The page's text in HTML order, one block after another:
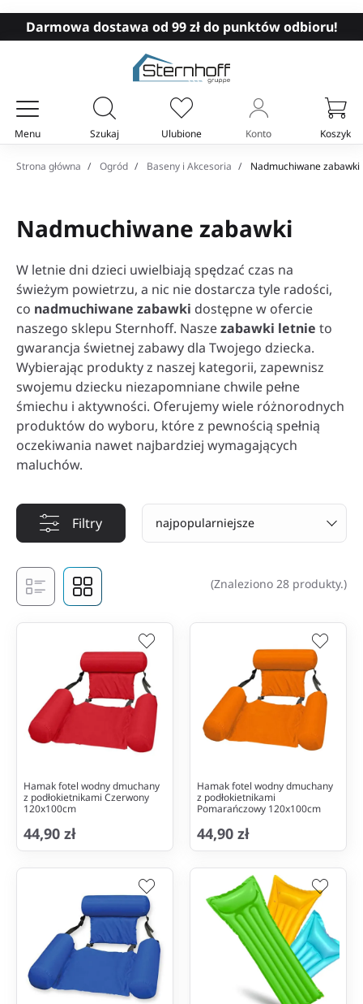
Darmowa dostawa od 99 zł do punktów odbioru!
Menu Szukaj Ulubione Konto Koszyk
Twój koszyk
Strona główna Ogród Baseny i Akcesoria Nadmuchiwane zabawki
Nadmuchiwane zabawki
W letnie dni dzieci uwielbiają spędzać czas na
świeżym powietrzu, a nic nie dostarcza tyle radości,
co nadmuchiwane zabawki dostępne w ofercie
naszego sklepu Sternhoff. Naszezabawki letnie to
gwarancja świetnej zabawy dla Twojego dziecka.
Wybierając produkty z naszej kategorii, zapewnisz
swojemu dziecku niezapomniane chwile pełne
śmiechu i aktywności. Oferujemy wiele różnorodnych
produktów do wyboru, które z pewnością spełnią
oczekiwania nawet najbardziej wymagających
maluchów.
Filtry najpopularniejsze
(Znaleziono 28 produkty.)
Hamak fotel wodny dmuchany
z podłokietnikami Czerwony
120x100cm
44,90 zł
Hamak fotel wodny dmuchany
z podłokietnikami
Pomarańczowy 120x100cm
44,90 zł